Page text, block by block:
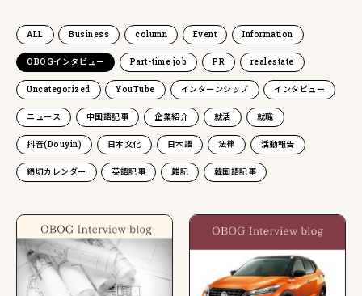
ALL Business column Event Information
OBOGインタビュー Part-time job PR realestate
Uncategorized YouTube インターンシップ インタビュー
ニュース 中国語記事 企業紹介 就活 就職
抖音(Douyin) 日本文化 日本語 法律 活動報告
締切カレンダー 英語記事 雑記 韓国語記事